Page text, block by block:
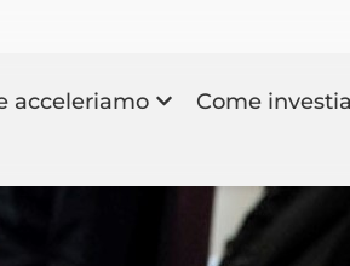
acceleriamo Come